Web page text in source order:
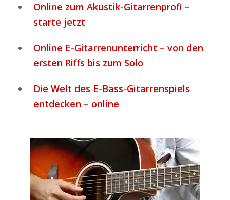
Online zum Akustik-Gitarrenprofi –
starte jetzt
Online E-Gitarrenunterricht – von den
ersten Riffs bis zum Solo
Die Welt des E-Bass-Gitarrenspiels
entdecken – online